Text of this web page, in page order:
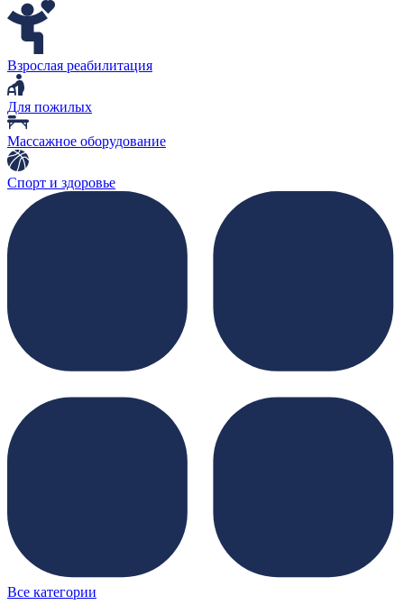
Взрослая реабилитация
Для пожилых
Массажное оборудование
Спорт и здоровье
Все категории